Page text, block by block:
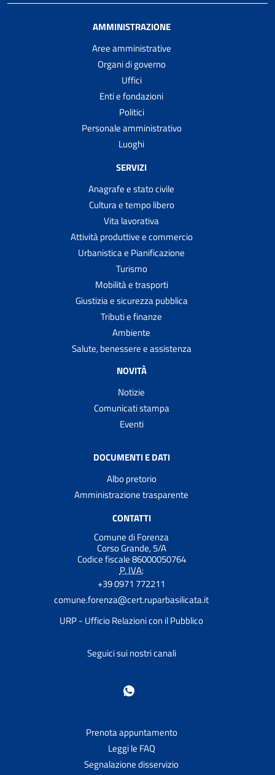
AMMINISTRAZIONE
Aree amministrative
Organi di governo
Uffici
Enti e fondazioni
Politici
Personale amministrativo
Luoghi
SERVIZI
Anagrafe e stato civile
Cultura e tempo libero
Vita lavorativa
Attività produttive e commercio
Urbanistica e Pianificazione
Turismo
Mobilità e trasporti
Giustizia e sicurezza pubblica
Tributi e finanze
Ambiente
Salute, benessere e assistenza
NOVITÀ
Notizie
Comunicati stampa
Eventi
DOCUMENTI E DATI
Albo pretorio
Amministrazione trasparente
CONTATTI
Comune di Forenza
Corso Grande, 5/A
Codice fiscale 86000050764
P. IVA:
+39 0971 772211
comune.forenza@cert.ruparbasilicata.it
URP - Ufficio Relazioni con il Pubblico
Seguici sui nostri canali
Prenota appuntamento
Leggi le FAQ
Segnalazione disservizio